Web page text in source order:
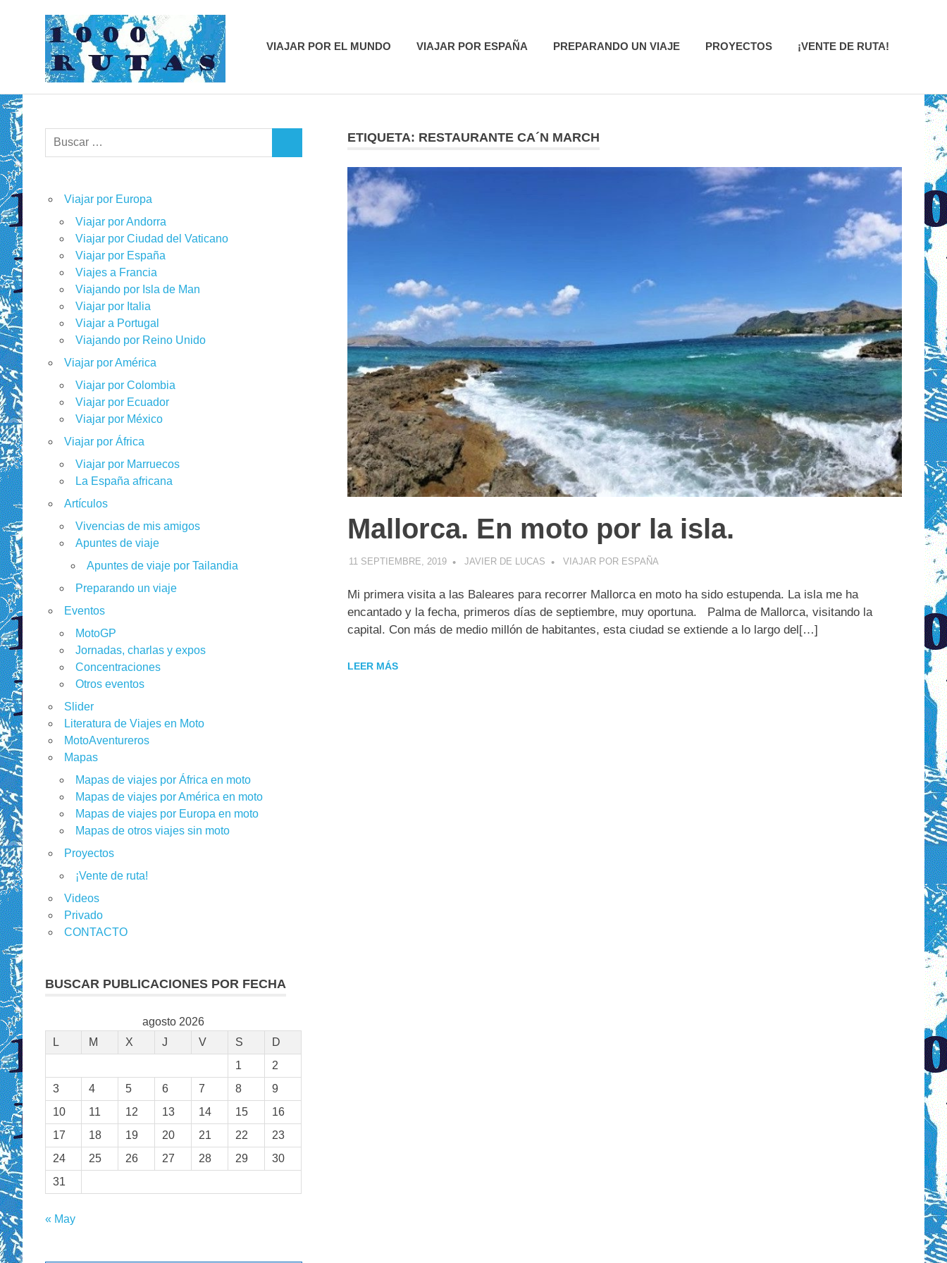
contenido
ruedas
VIAJAR POR EL MUNDO VIAJAR POR ESPAÑA PREPARANDO UN VIAJE PROYECTOS ¡VENTE DE RUTA!
ETIQUETA: RESTAURANTE CA´N MARCH
Mallorca. En moto por la isla.
11 SEPTIEMBRE, 2019 JAVIER DE LUCAS VIAJAR POR ESPAÑA
Mi primera visita a las Baleares para recorrer Mallorca en moto ha sido estupenda. La isla me ha
encantado y la fecha, primeros días de septiembre, muy oportuna. Palma de Mallorca, visitando la
capital. Con más de medio millón de habitantes, esta ciudad se extiende a lo largo del[…]
LEER MÁS
Buscar:
Viajar por Europa
Viajar por Andorra
Viajar por Ciudad del Vaticano
Viajar por España
Viajes a Francia
Viajando por Isla de Man
Viajar por Italia
Viajar a Portugal
Viajando por Reino Unido
Viajar por América
Viajar por Colombia
Viajar por Ecuador
Viajar por México
Viajar por África
Viajar por Marruecos
La España africana
Artículos
Vivencias de mis amigos
Apuntes de viaje
Apuntes de viaje por Tailandia
Preparando un viaje
Eventos
MotoGP
Jornadas, charlas y expos
Concentraciones
Otros eventos
Slider
Literatura de Viajes en Moto
MotoAventureros
Mapas
Mapas de viajes por África en moto
Mapas de viajes por América en moto
Mapas de viajes por Europa en moto
Mapas de otros viajes sin moto
Proyectos
¡Vente de ruta!
Videos
Privado
CONTACTO
BUSCAR PUBLICACIONES POR FECHA
agosto 2026
L
M X J V S
D
1
2
3
4 5 6 7 8
9
10
11 12 13 14 15
16
17
18 19 20 21 22
23
24
25 26 27 28 29
30
31
« May